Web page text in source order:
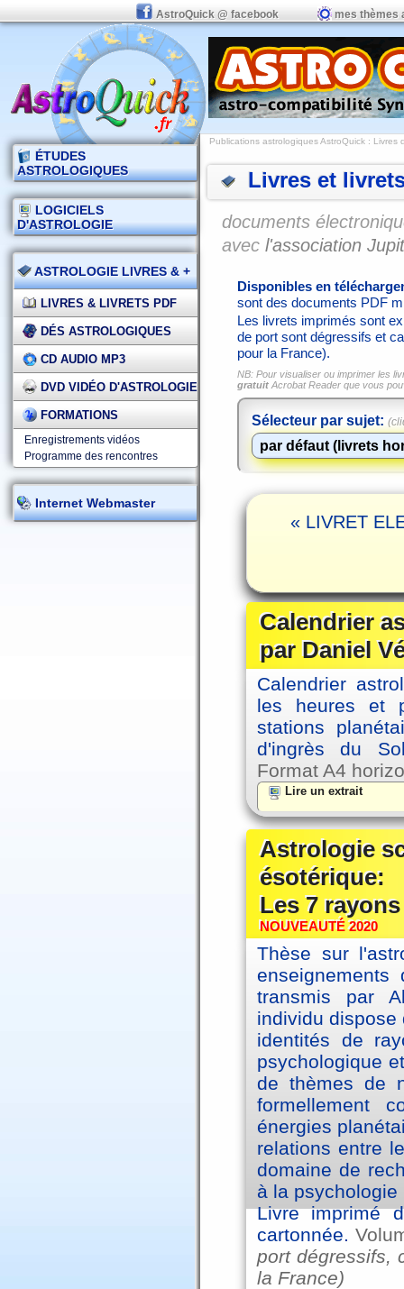
AstroQuick @ facebook mes thèmes
ÉTUDES
ASTROLOGIQUES
LOGICIELS
D'ASTROLOGIE
ASTROLOGIE LIVRES & +
LIVRES & LIVRETS PDF
DÉS ASTROLOGIQUES
CD AUDIO MP3
DVD VIDÉO D'ASTROLOGIE
FORMATIONS
Enregistrements vidéos
Programme des rencontres
Internet Webmaster
Publications astrologiques AstroQuick : Livres
Livres et
documents
avec l'association
Disponibles en
sont des documents PDF
Les livrets imprimés sont
de port sont dégressifs et
pour la France).
NB: Pour visualiser ou imprimer les
gratuit Acrobat Reader que vous
Sélecteur par sujet:
« LIVRET
Calendrier
par Daniel
Calendrier
les heures et
stations
d'ingrès du
Format A4
Lire un extrait
Astrologie
ésotérique:
Les 7
NOUVEAUTÉ 2020
Thèse sur
transmis par
individu
identités de
psychologique
de thèmes de
formellement
énergies
relations entre
domaine de
à la
Livre imprimé
cartonnée.
port dégressifs,
la France)